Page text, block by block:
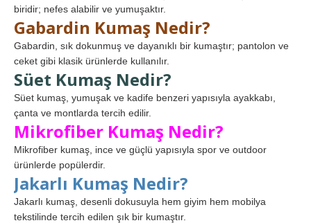
biridir; nefes alabilir ve yumuşaktır.
Gabardin Kumaş Nedir?
Gabardin, sık dokunmuş ve dayanıklı bir kumaştır; pantolon ve
ceket gibi klasik ürünlerde kullanılır.
Süet Kumaş Nedir?
Süet kumaş, yumuşak ve kadife benzeri yapısıyla ayakkabı,
çanta ve montlarda tercih edilir.
Mikrofiber Kumaş Nedir?
Mikrofiber kumaş, ince ve güçlü yapısıyla spor ve outdoor
ürünlerde popülerdir.
Jakarlı Kumaş Nedir?
Jakarlı kumaş, desenli dokusuyla hem giyim hem mobilya
tekstilinde tercih edilen şık bir kumaştır.